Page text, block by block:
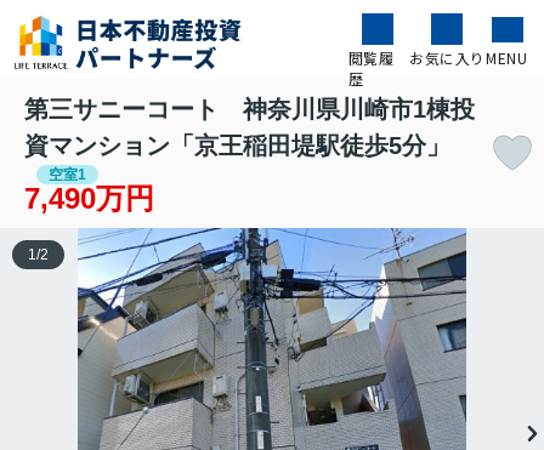
閲覧履
歴
お気に入り MENU
第三サニーコート 神奈川県川崎市1棟投
資マンション「京王稲田堤駅徒歩5分」
空室1
7,490万円
1 /2